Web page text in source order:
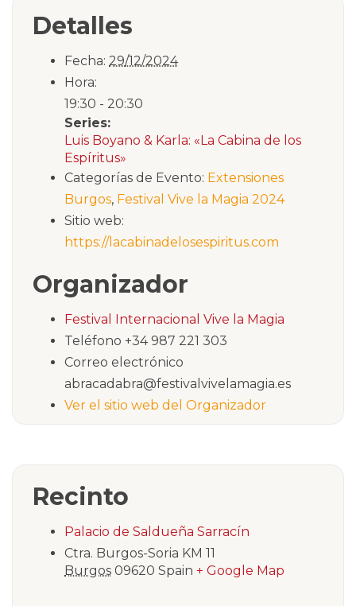
Detalles
Fecha: 29/12/2024
Hora:
19:30 - 20:30
Series:
Luis Boyano & Karla: «La Cabina de los
Espíritus»
Categorías de Evento: Extensiones
Burgos, Festival Vive la Magia 2024
Sitio web:
https://lacabinadelosespiritus.com
Organizador
Festival Internacional Vive la Magia
Teléfono +34 987 221 303
Correo electrónico
abracadabra@festivalvivelamagia.es
Ver el sitio web del Organizador
Recinto
Palacio de Saldueña Sarracín
Ctra. Burgos-Soria KM 11
Burgos 09620 Spain + Google Map